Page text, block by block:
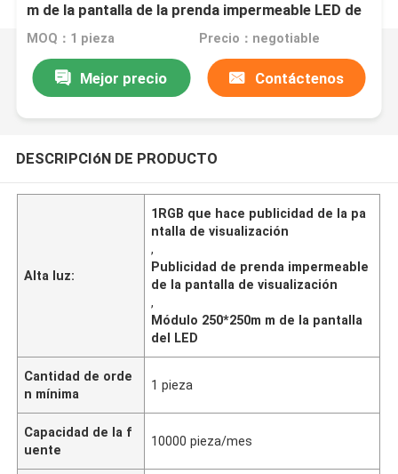
m de la pantalla de la prenda impermeable LED de
la pantalla de visualización
MOQ：1 pieza Precio：negotiable
Mejor precio Contáctenos
DESCRIPCIóN DE PRODUCTO
Alta luz:
1RGB que hace publicidad de la pa
ntalla de visualización
,
Publicidad de prenda impermeable
de la pantalla de visualización
,
Módulo 250*250m m de la pantalla
del LED
Cantidad de orde
n mínima
1 pieza
Capacidad de la f
uente
10000 pieza/mes